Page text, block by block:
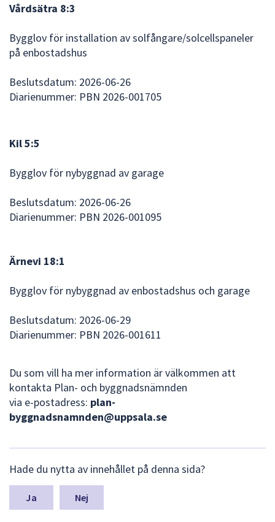
Vårdsätra 8:3
Bygglov för installation av solfångare/solcellspaneler
på enbostadshus
Beslutsdatum: 2026-06-26
Diarienummer: PBN 2026-001705
Kil 5:5
Bygglov för nybyggnad av garage
Beslutsdatum: 2026-06-26
Diarienummer: PBN 2026-001095
Ärnevi 18:1
Bygglov för nybyggnad av enbostadshus och garage
Beslutsdatum: 2026-06-29
Diarienummer: PBN 2026-001611
Du som vill ha mer information är välkommen att
kontakta Plan- och byggnadsnämnden
via e-postadress: plan-
byggnadsnamnden@uppsala.se
ä
m
a
Hade du nytta av innehållet på denna sida?
Nej